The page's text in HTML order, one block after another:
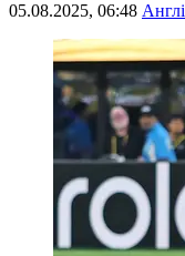
05.08.2025, 06:48